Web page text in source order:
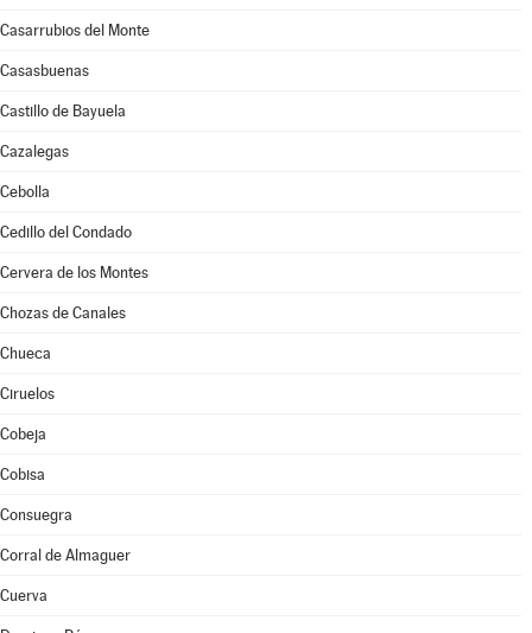
Casarrubios del Monte
Casasbuenas
Castillo de Bayuela
Cazalegas
Cebolla
Cedillo del Condado
Cervera de los Montes
Chozas de Canales
Chueca
Ciruelos
Cobeja
Cobisa
Consuegra
Corral de Almaguer
Cuerva